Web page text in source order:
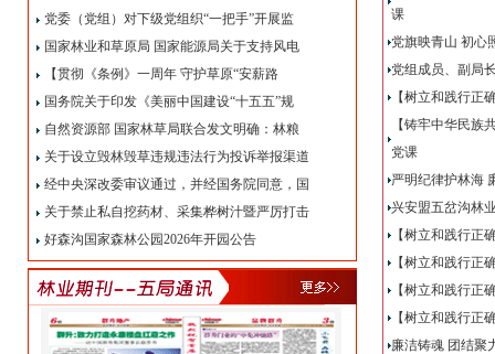
党委（党组）对下级党组织“一把手”开展监
国家林业和草原局 国家能源局关于支持风电
【贯彻《条例》一周年 守护草原“安薪路
国务院关于印发《美丽中国建设“十五五”规
自然资源部 国家林草局联合发文明确：林粮
关于设立毁林毁草违规违法行为投诉举报渠道
经中央深改委审议通过，并经国务院同意，国
关于禁止私自挖药材、采集桦树汁暨严厉打击
好森沟国家森林公园2026年开园公告
课
党旗映青山 初心
党组成员、副局
【树立和践行正
【铸牢中华民族
党课
严明纪律护林海
兴安盟五岔沟林
【树立和践行正
【树立和践行正
【树立和践行正
【树立和践行正
廉洁铸魂 团结聚